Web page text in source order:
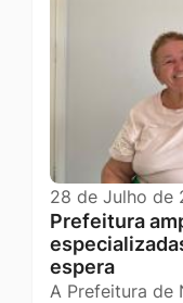
28 de Julho de
Prefeitura
espera
A Prefeitura de